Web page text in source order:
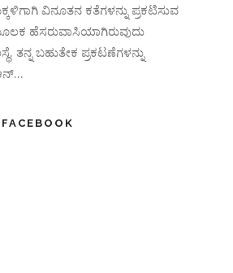
ವಿನೂತನ ಕತೆಗಳನ್ನು ಪ್ರಕಟಿಸುವ
ಹೆಸರುವಾಸಿಯಾಗಿರುವುದು
ತನ್ನ ಬಹುತೇಕ ಪ್ರಕಟಣೆಗಳನ್ನು